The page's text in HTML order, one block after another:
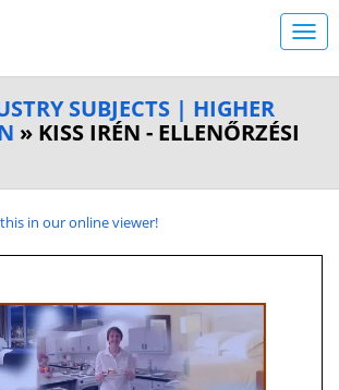
SUBJECTS | HIGHER
» KISS IRÉN - ELLENŐRZÉSI
in our online viewer!